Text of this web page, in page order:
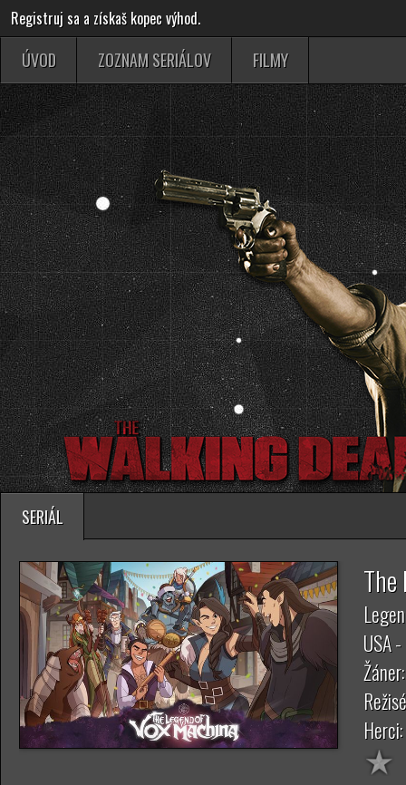
Registruj sa a získaš kopec výhod.
ÚVOD ZOZNAM SERIÁLOV FILMY
SERIÁL
The
USA
Herci: